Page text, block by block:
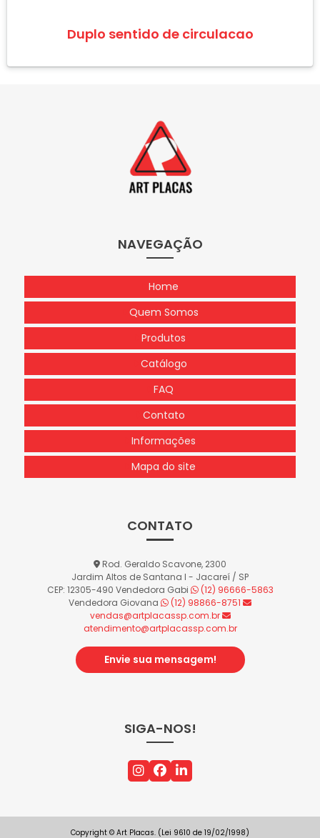
Duplo sentido de circulacao
NAVEGAÇÃO
Home
Quem Somos
Produtos
Catálogo
FAQ
Contato
Informações
Mapa do site
CONTATO
Rod. Geraldo Scavone, 2300
Jardim Altos de Santana I - Jacareí / SP
CEP: 12305-490 Vendedora Gabi
(12) 96666-5863
Vendedora Giovana
(12) 98866-8751
vendas@artplacassp.com.br
atendimento@artplacassp.com.br
Envie sua mensagem!
SIGA-NOS!
Copyright © Art Placas. (Lei 9610 de 19/02/1998)